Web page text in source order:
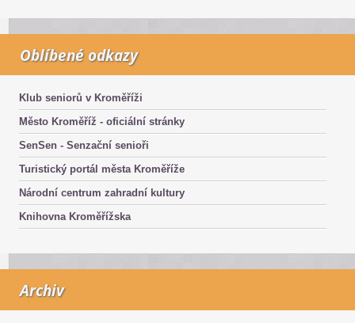
Oblíbené odkazy
Klub seniorů v Kroměříži
Město Kroměříž - oficiální stránky
SenSen - Senzační senioři
Turistický portál města Kroměříže
Národní centrum zahradní kultury
Knihovna Kroměřížska
Archiv